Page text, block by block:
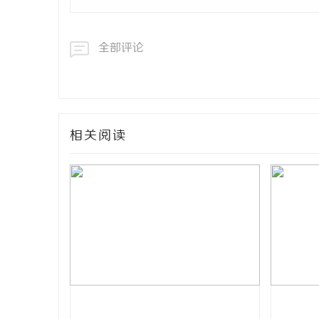
全部评论
相关阅读